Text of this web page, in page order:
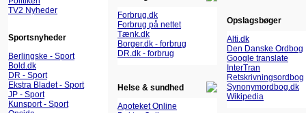
TV2 Nyheder
Sportsnyheder
Berlingske - Sport
Bold.dk
DR - Sport
Ekstra Bladet - Sport
JP - Sport
Kunsport - Sport
Forbrug.dk
Forbrug på nettet
Tænk.dk
Borger.dk - forbrug
DR.dk - forbrug
Helse & sundhed
Apoteket Online
Opslagsbøger
Alti.dk
Den Danske Ordbog
Google translate
InterTran
Retskrivningsordbog
Synonymordbog.dk
Wikipedia